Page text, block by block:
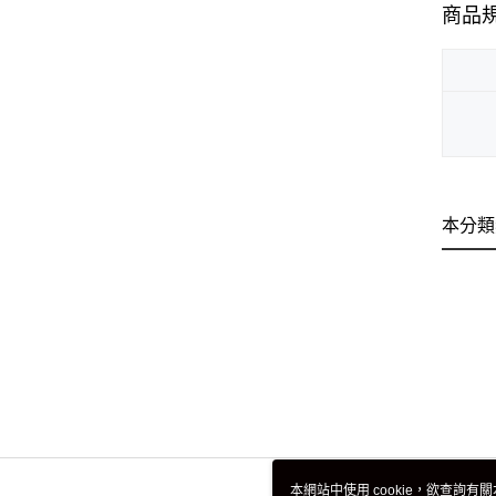
商品
本分
本網站中使用 cookie，欲查詢有